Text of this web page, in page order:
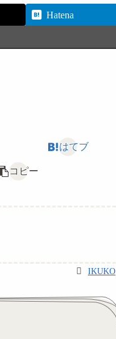
Hatena
はてブ
コピー
IKUKO